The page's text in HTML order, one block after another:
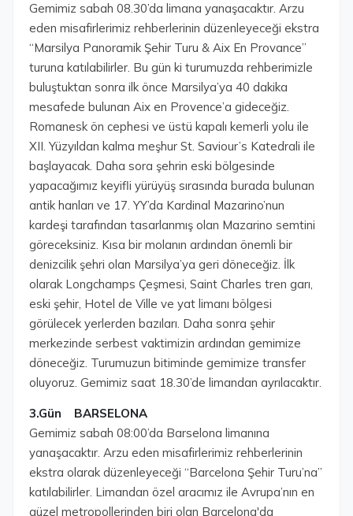
Gemimiz sabah 08.30’da limana yanaşacaktır. Arzu
eden misafirlerimiz rehberlerinin düzenleyeceği ekstra
“Marsilya Panoramik Şehir Turu & Aix En Provance”
turuna katılabilirler. Bu gün ki turumuzda rehberimizle
buluştuktan sonra ilk önce Marsilya’ya 40 dakika
mesafede bulunan Aix en Provence’a gideceğiz.
Romanesk ön cephesi ve üstü kapalı kemerli yolu ile
XII. Yüzyıldan kalma meşhur St. Saviour’s Katedrali ile
başlayacak. Daha sora şehrin eski bölgesinde
yapacağımız keyifli yürüyüş sırasında burada bulunan
antik hanları ve 17. YY’da Kardinal Mazarino’nun
kardeşi tarafından tasarlanmış olan Mazarino semtini
göreceksiniz. Kısa bir molanın ardından önemli bir
denizcilik şehri olan Marsilya’ya geri döneceğiz. İlk
olarak Longchamps Çeşmesi, Saint Charles tren garı,
eski şehir, Hotel de Ville ve yat limanı bölgesi
görülecek yerlerden bazıları. Daha sonra şehir
merkezinde serbest vaktimizin ardından gemimize
döneceğiz. Turumuzun bitiminde gemimize transfer
oluyoruz. Gemimiz saat 18.30’de limandan ayrılacaktır.
3.Gün BARSELONA
Gemimiz sabah 08:00’da Barselona limanına
yanaşacaktır. Arzu eden misafirlerimiz rehberlerinin
ekstra olarak düzenleyeceği “Barcelona Şehir Turu’na”
katılabilirler. Limandan özel aracımız ile Avrupa’nın en
güzel metropollerinden biri olan Barcelona'da